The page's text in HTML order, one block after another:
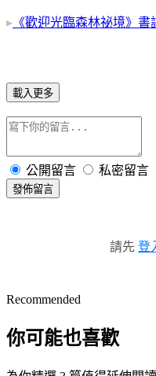
▸ 《歡迎光臨森林祕境》書
載入更多
公開留言 私密留言
發佈留言
請先 登
Recommended
你可能也喜歡